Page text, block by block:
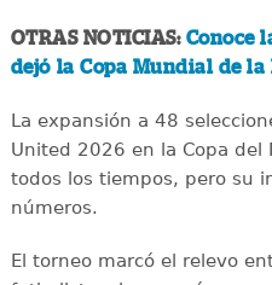
OTRAS NOTICIAS: Conoce
dejó la Copa Mundial de la
La expansión a 48
United 2026 en la Copa del
todos los tiempos, pero su
números.
El torneo marcó el relevo